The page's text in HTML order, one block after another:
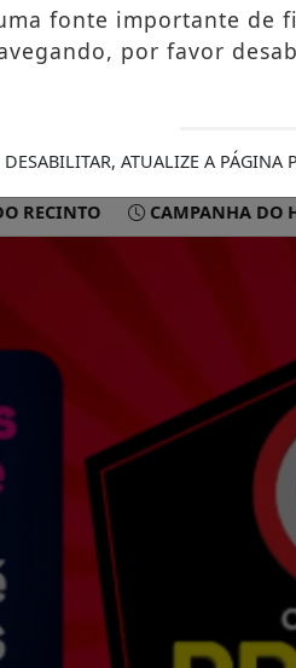
VÍDEOS EVENTOS
CAMPANHA DO
fonte importante de
por favor
DESABILITAR, ATUALIZE A PÁGINA